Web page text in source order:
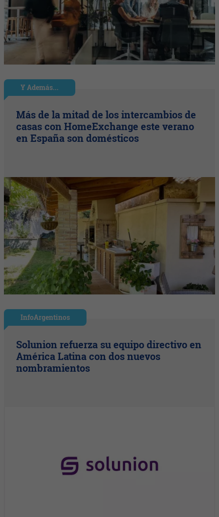
Y Además...
Más de la mitad de los intercambios de
casas con HomeExchange este verano
en España son domésticos
InfoArgentinos
Solunion refuerza su equipo directivo en
América Latina con dos nuevos
nombramientos